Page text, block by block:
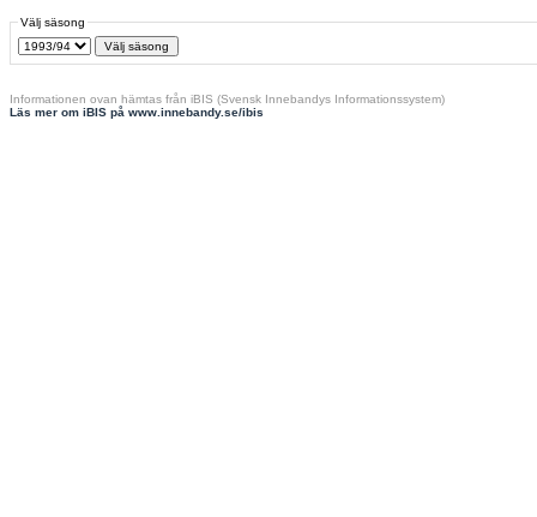
Välj säsong
Informationen ovan hämtas från iBIS (Svensk Innebandys Informationssystem)
Läs mer om iBIS på www.innebandy.se/ibis